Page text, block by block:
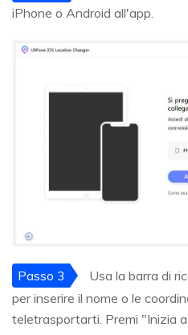
iPhone o Android all'app.
Passo 3
Usa la barra di
per inserire il nome o le
teletrasportarti. Premi "Inizia